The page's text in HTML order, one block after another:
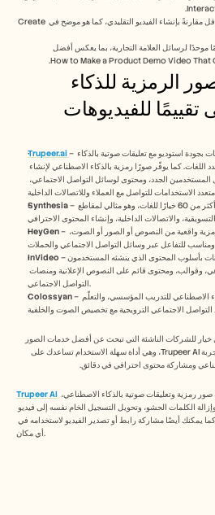
– تكاليف إنتاج أقل مقارنةً بإنشاء الفيديو التقليدي، كما هو موضح في Create
للفيديوهات
Trupeer.ai– يحوّل تسجيلات الشاشة إلى فيديوهات بجودة استوديو مع تعليقات صوتية بالذكاء
Synthesia – يوفّر صورًا رمزية بالذكاء الاصطناعي مع أكثر من 60 خيارًا للغات، وهو مثالي لمقاطع
HeyGen – إنشاء فيديو سريع باستخدام صور رمزية واقعية من النصوص أو الصور أو الصوت،
InVideo – ينشئ فيديوهات بأسلوب المحتوى الذي ينشئه المستخدمون (UGC) وشروحات توضيحية
التواصل الاجتماعي.
Colossyan – يوفّر صورًا رمزية قابلة للتخصيص بالذكاء الاصطناعي للتدريب المؤسسي، والتعلّم
ومشاركة محتوى احترافي في دقائق.
Trupeer AI
أي مكان.